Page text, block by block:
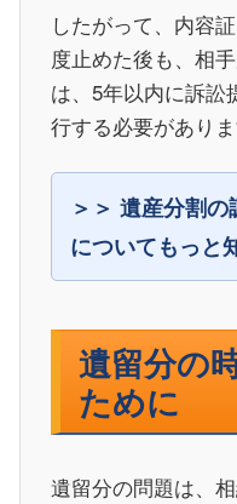
したがって、内容
度止めた後も、相
は、5年以内に訴訟
行する必要がありま
遺産分割の
についてもっと
遺留分の
ために
遺留分の問題は、